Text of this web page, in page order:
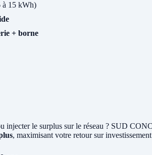
à 15 kWh)
+ borne
injecter le surplus sur le réseau ? SUD
, maximisant votre retour sur